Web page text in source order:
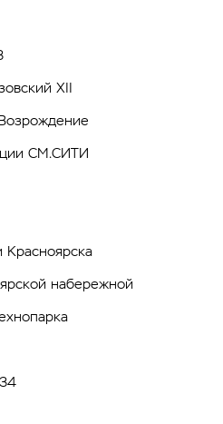
XII
СМ.СИТИ
Красноярска
набережной